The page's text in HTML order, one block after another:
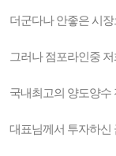
더군다나 안좋은 시
그러나 점포라인중
국내최고의 양도양수
대표님께서 투자하신